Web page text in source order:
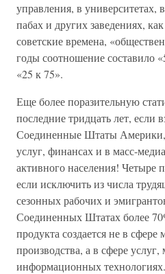
управления, в университетах,
пабах и других заведениях,
советские времена,
годы соотношение составило
«25 к 75».
Еще более поразительную
последние тридцать лет, если
Соединенные Штаты Америки,
услуг, финансах и в масс-
активного населения! Четыре
если исключить из числа
сезонных рабочих и
Соединенных Штатах более
продукта создается не в сфере
производства, а в сфере услуг,
информационных технологиях.